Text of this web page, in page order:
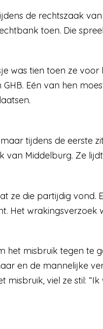
de rechtszaak
toen. Die
was tien toen ze voor
Eén van hen
tijdens de eerste
Middelburg. Ze
ze die partijdig vond.
Het wrakingsverzoek
het misbruik tegen te
en de mannelijke
viel ze stil: